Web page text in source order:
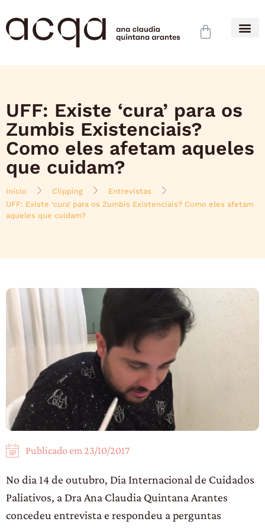
UFF: Existe ‘cura’ para os
Zumbis Existenciais?
Como eles afetam aqueles
que cuidam?
Início Clipping
Entrevistas
UFF: Existe ‘cura’ para os Zumbis Existenciais? Como eles afetam
aqueles que cuidam?
Publicado em 23/10/2017
No dia 14 de outubro, Dia Internacional de Cuidados
Paliativos, a Dra Ana Claudia Quintana Arantes
concedeu entrevista e respondeu a perguntas